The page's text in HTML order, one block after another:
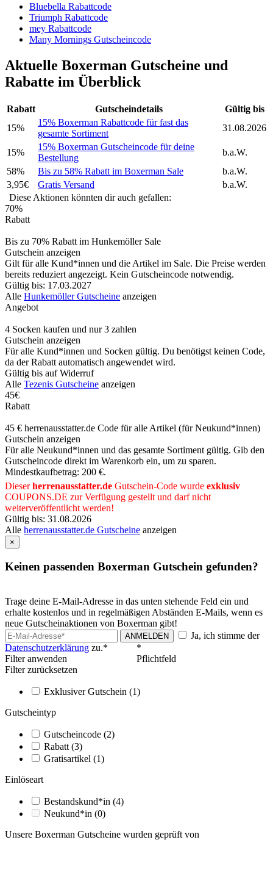
Bluebella Rabattcode
Triumph Rabattcode
mey Rabattcode
Many Mornings Gutscheincode
Aktuelle Boxerman Gutscheine und
Rabatte im Überblick
Rabatt Gutscheindetails
Gültig bis
15%
15% Boxerman Rabattcode für fast das
gesamte Sortiment
31.08.2026
15%
15% Boxerman Gutscheincode für deine
Bestellung
b.a.W.
58%
Bis zu 58% Rabatt im Boxerman Sale
b.a.W.
3,95€
Gratis Versand
b.a.W.
Diese Aktionen könnten dir auch gefallen:
70%
Rabatt
Bis zu 70% Rabatt im Hunkemöller Sale
Gutschein anzeigen
Gilt für alle Kund*innen und die Artikel im Sale. Die Preise werden
bereits reduziert angezeigt. Kein Gutscheincode notwendig.
Gültig bis: 17.03.2027
Alle Hunkemöller Gutscheine anzeigen
Angebot
4 Socken kaufen und nur 3 zahlen
Gutschein anzeigen
Für alle Kund*innen und Socken gültig. Du benötigst keinen Code,
da der Rabatt automatisch angewendet wird.
Gültig bis auf Widerruf
Alle Tezenis Gutscheine anzeigen
45€
Rabatt
45 € herrenausstatter.de Code für alle Artikel (für Neukund*innen)
Gutschein anzeigen
Für alle Neukund*innen und das gesamte Sortiment gültig. Gib den
Gutscheincode direkt im Warenkorb ein, um zu sparen.
Mindestkaufbetrag: 200 €.
Dieserherrenausstatter.de Gutschein-Code wurde exklusiv
COUPONS.DE zur Verfügung gestellt und darf nicht
weiterveröffentlicht werden!
Gültig bis: 31.08.2026
Alle herrenausstatter.de Gutscheine anzeigen
×
Keinen passenden Boxerman Gutschein gefunden?
Trage deine E-Mail-Adresse in das unten stehende Feld ein und
erhalte kostenlos und in regelmäßigen Abständen E-Mails, wenn es
neue Gutscheinaktionen von Boxerman gibt!
ANMELDEN
Ja, ich stimme der
Datenschutzerklärung zu.*
*
Pflichtfeld
Filter anwenden
Filter zurücksetzen
Exklusiver Gutschein (1)
Gutscheintyp
Gutscheincode (2)
Rabatt (3)
Gratisartikel (1)
Einlöseart
Bestandskund*in (4)
Neukund*in (0)
Unsere Boxerman Gutscheine wurden geprüft von